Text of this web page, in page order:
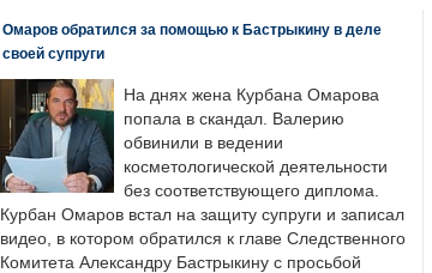
Омаров обратился за помощью к Бастрыкину в деле
своей супруги
На днях жена Курбана Омарова
попала в скандал. Валерию
обвинили в ведении
косметологической деятельности
без соответствующего диплома.
Курбан Омаров встал на защиту супруги и записал
видео, в котором обратился к главе Следственного
Комитета Александру Бастрыкину с просьбой